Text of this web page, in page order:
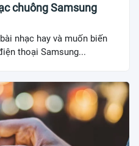
chuông Samsung
nhạc hay và muốn biến
thoại Samsung...